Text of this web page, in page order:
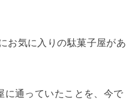
お気に入りの駄菓子屋があ
に通っていたことを、今で